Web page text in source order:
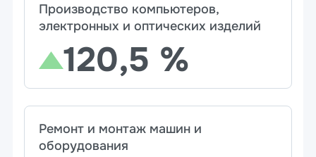
Производство компьютеров,
электронных и оптических изделий
120,5 %
Ремонт и монтаж машин и
оборудования